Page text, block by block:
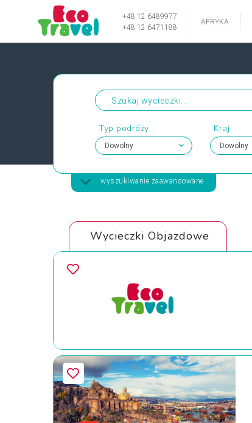
+48 12 6489977
+48 12 6471188
AFRYKA
Typ podróży Kraj
wyszukiwanie zaawansowane
Wycieczki Objazdowe